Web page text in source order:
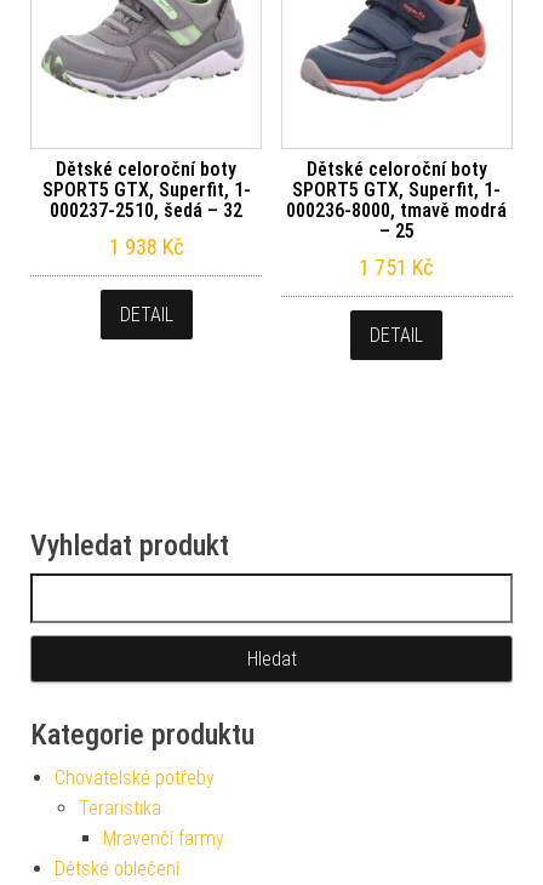
Dětské celoroční boty
SPORT5 GTX, Superfit, 1-
000237-2510, šedá – 32
1 938 Kč
DETAIL
Dětské celoroční boty
SPORT5 GTX, Superfit, 1-
000236-8000, tmavě modrá
– 25
1 751 Kč
DETAIL
Vyhledat produkt
Kategorie produktu
Chovatelské potřeby
Teraristika
Mravenčí farmy
Dětské oblečení